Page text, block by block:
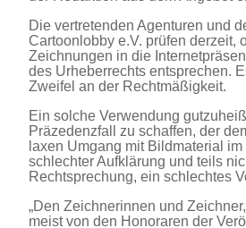
Die vertretenden Agenturen und
Cartoonlobby e.V. prüfen derzeit,
Zeichnungen in die
des Urheberrechts entsprechen.
Zweifel an der Rechtmäßigkeit.
Ein solche Verwendung
Präzedenzfall zu schaffen, der
laxen Umgang mit Bildmaterial im
schlechter Aufklärung und teils
Rechtsprechung, ein schlechtes
„Den Zeichnerinnen und
meist von den Honoraren der